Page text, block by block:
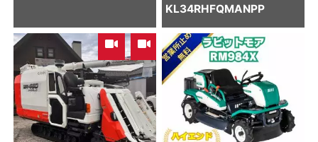
KL34RHFQMANPP
,